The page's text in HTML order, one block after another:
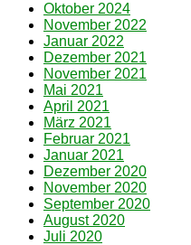
Oktober 2024
November 2022
Januar 2022
Dezember 2021
November 2021
Mai 2021
April 2021
März 2021
Februar 2021
Januar 2021
Dezember 2020
November 2020
September 2020
August 2020
Juli 2020